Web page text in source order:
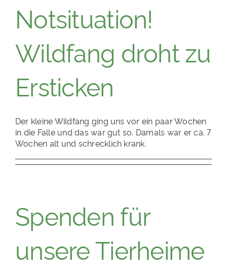
Notsituation!
Wildfang droht zu
Ersticken
Der kleine Wildfang ging uns vor ein paar Wochen
in die Falle und das war gut so. Damals war er ca. 7
Wochen alt und schrecklich krank.
Spenden für
unsere Tierheime